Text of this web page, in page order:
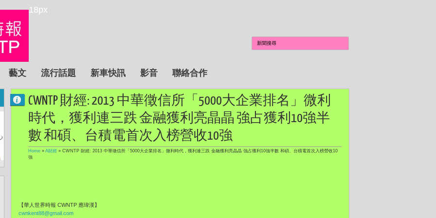
18px
藝文 流行話題 新車快訊 影音 聯絡合作
CWNTP 財經: 2013 中華徵信所「5000大企業排名」微利
時代，獲利連三跌 金融獲利亮晶晶 強占獲利10強半
數 和碩、台積電首次入榜營收10強
Home » A財經 » CWNTP 財經: 2013 中華徵信所「5000大企業排名」微利時代，獲利連三跌 金融獲利亮晶晶 強占獲利10強半數 和碩、台積電首次入榜營收10
強
【華人世界時報 CWNTP 應瑋漢】
cwnkent88@gmail.com